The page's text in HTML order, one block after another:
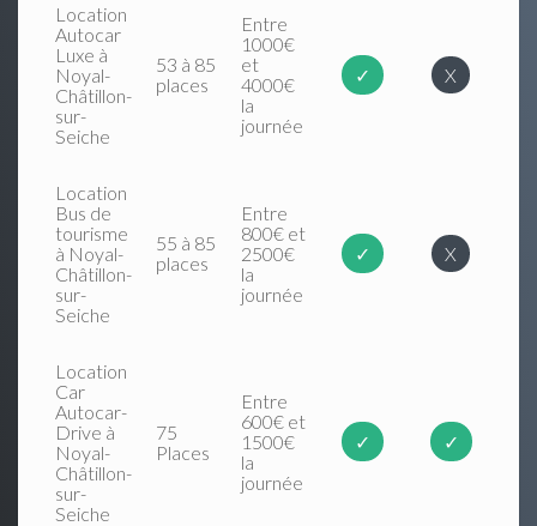
Location
Autocar
Luxe à
Noyal-
Châtillon-
sur-
Seiche
53 à 85
places
Entre
1000€
et
4000€
la
journée
✓ X
Location
Bus de
tourisme
à Noyal-
Châtillon-
sur-
Seiche
55 à 85
places
Entre
800€ et
2500€
la
journée
✓ X
Location
Car
Autocar-
Drive à
Noyal-
Châtillon-
sur-
Seiche
75
Places
Entre
600€ et
1500€
la
journée
✓ ✓